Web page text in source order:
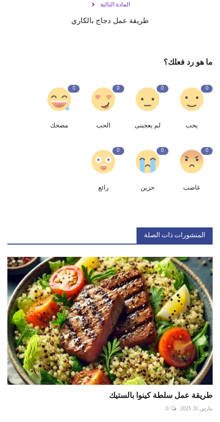
المادة التالية
طريقة عمل دجاج بالكاري
ما هو رد فعلك؟
0
يحب
0
لم يعجبنى
0
الحب
0
مضحك
0
غاضب
0
حزين
0
رائع
المنشورات ذات الصلة
طريقة عمل سلطة كينوا بالستيك
مارس 13, 2025 0